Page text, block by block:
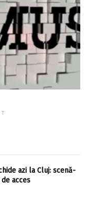
azi la Cluj: scenă-
acces